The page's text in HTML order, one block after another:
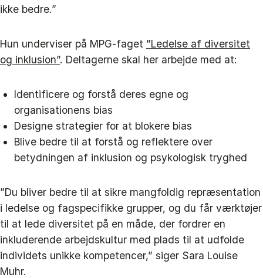
ikke bedre.”
Hun underviser på MPG-faget ”Ledelse af diversitet
og inklusion”. Deltagerne skal her arbejde med at:
Identificere og forstå deres egne og
organisationens bias
Designe strategier for at blokere bias
Blive bedre til at forstå og reflektere over
betydningen af inklusion og psykologisk tryghed
”Du bliver bedre til at sikre mangfoldig repræsentation
i ledelse og fagspecifikke grupper, og du får værktøjer
til at lede diversitet på en måde, der fordrer en
inkluderende arbejdskultur med plads til at udfolde
individets unikke kompetencer,” siger Sara Louise
Muhr.